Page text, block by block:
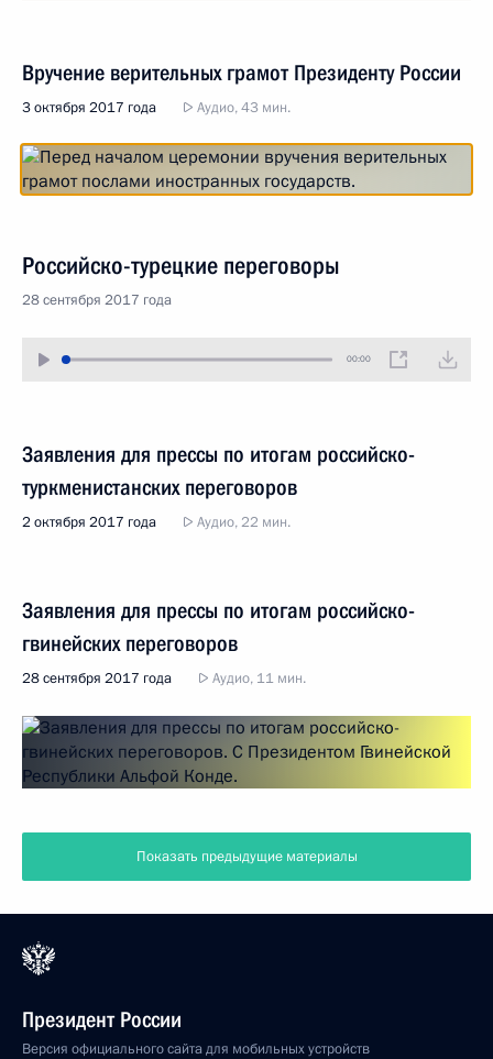
Вручение верительных грамот Президенту России
3 октября 2017 года Аудио, 43 мин.
Российско-турецкие переговоры
28 сентября 2017 года
00:00
Заявления для прессы по итогам российско-
туркменистанских переговоров
2 октября 2017 года Аудио, 22 мин.
Заявления для прессы по итогам российско-
гвинейских переговоров
28 сентября 2017 года Аудио, 11 мин.
Показать предыдущие материалы
Президент России
Версия официального сайта для мобильных устройств